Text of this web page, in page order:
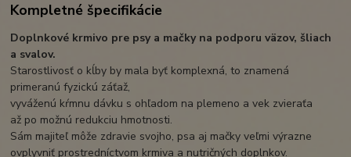
Kompletné špecifikácie
Doplnkové krmivo pre psy a mačky na podporu väzov, šliach
a svalov.
Starostlivosť o kĺby by mala byť komplexná, to znamená
primeranú fyzickú záťaž,
vyváženú kŕmnu dávku s ohľadom na plemeno a vek zvieraťa
až po možnú redukciu hmotnosti.
Sám majiteľ môže zdravie svojho, psa aj mačky veľmi výrazne
ovplyvniť prostredníctvom krmiva a nutričných doplnkov.